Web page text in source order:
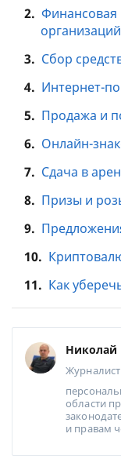
2.
3. Сбор
4. Интернет-
5. Продажа и
6. Онлайн-
7. Сдача в
8. Призы и
9.
10.
11. Как
Николай
Журналист
области
и правам